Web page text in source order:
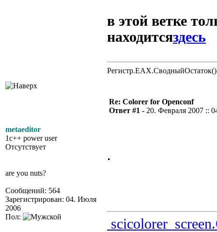
в этой ветке
находитсяздесь
Регистр.EAX.СводныйОстаток()
metaeditor
1c++ power user
Отсутствует
are you nuts?
Сообщений: 564
Зарегистрирован: 04. Июля
2006
Пол:
Re: Colorer for Openconf
Ответ #1 - 20. Февраля 2007 ::
.